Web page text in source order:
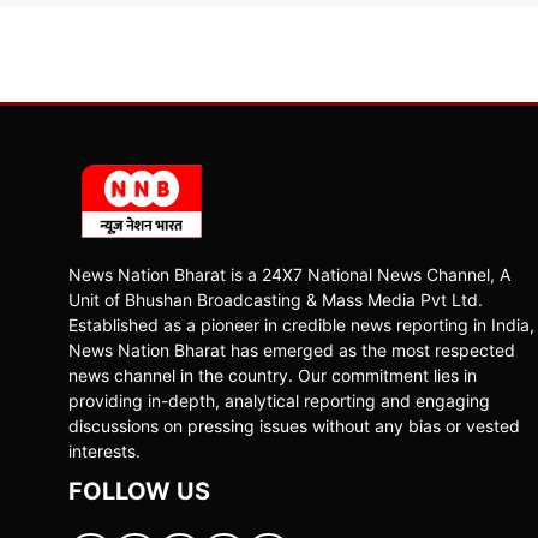
News Nation Bharat is a 24X7 National News Channel, A
Unit of Bhushan Broadcasting & Mass Media Pvt Ltd.
Established as a pioneer in credible news reporting in India,
News Nation Bharat has emerged as the most respected
news channel in the country. Our commitment lies in
providing in-depth, analytical reporting and engaging
discussions on pressing issues without any bias or vested
interests.
FOLLOW US